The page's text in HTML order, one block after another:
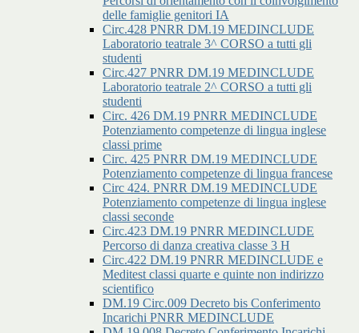
delle famiglie genitori IA
Circ.428 PNRR DM.19 MEDINCLUDE
Laboratorio teatrale 3^ CORSO a tutti gli
studenti
Circ.427 PNRR DM.19 MEDINCLUDE
Laboratorio teatrale 2^ CORSO a tutti gli
studenti
Circ. 426 DM.19 PNRR MEDINCLUDE
Potenziamento competenze di lingua inglese
classi prime
Circ. 425 PNRR DM.19 MEDINCLUDE
Potenziamento competenze di lingua francese
Circ 424. PNRR DM.19 MEDINCLUDE
Potenziamento competenze di lingua inglese
classi seconde
Circ.423 DM.19 PNRR MEDINCLUDE
Percorso di danza creativa classe 3 H
Circ.422 DM.19 PNRR MEDINCLUDE e
Meditest classi quarte e quinte non indirizzo
scientifico
DM.19 Circ.009 Decreto bis Conferimento
Incarichi PNRR MEDINCLUDE